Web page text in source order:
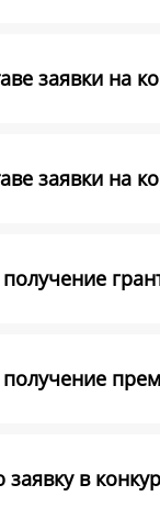
заявки на
заявки на
в